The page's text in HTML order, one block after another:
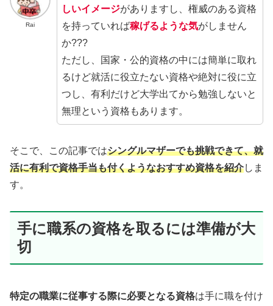
Rai
しいイメージがありますし、権威のある資格
を持っていれば稼げるような気がしません
か???
ただし、国家・公的資格の中には簡単に取れ
るけど就活に役立たない資格や絶対に役に立
つし、有利だけど大学出てから勉強しないと
無理という資格もあります。
そこで、この記事ではシングルマザーでも挑戦できて、就
活に有利で資格手当も付くようなおすすめ資格を紹介しま
す。
手に職系の資格を取るには準備が大
切
特定の職業に従事する際に必要となる資格は手に職を付け